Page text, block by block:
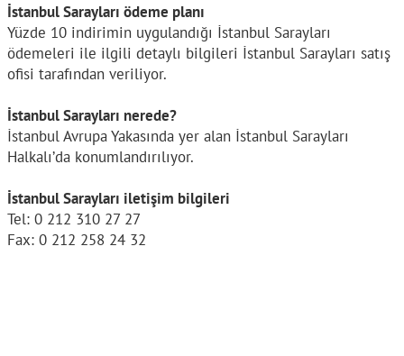
İstanbul Sarayları ödeme planı
Yüzde 10 indirimin uygulandığı İstanbul Sarayları
ödemeleri ile ilgili detaylı bilgileri İstanbul Sarayları satış
ofisi tarafından veriliyor.
İstanbul Sarayları nerede?
İstanbul Avrupa Yakasında yer alan İstanbul Sarayları
Halkalı’da konumlandırılıyor.
İstanbul Sarayları iletişim bilgileri
Tel: 0 212 310 27 27
Fax: 0 212 258 24 32